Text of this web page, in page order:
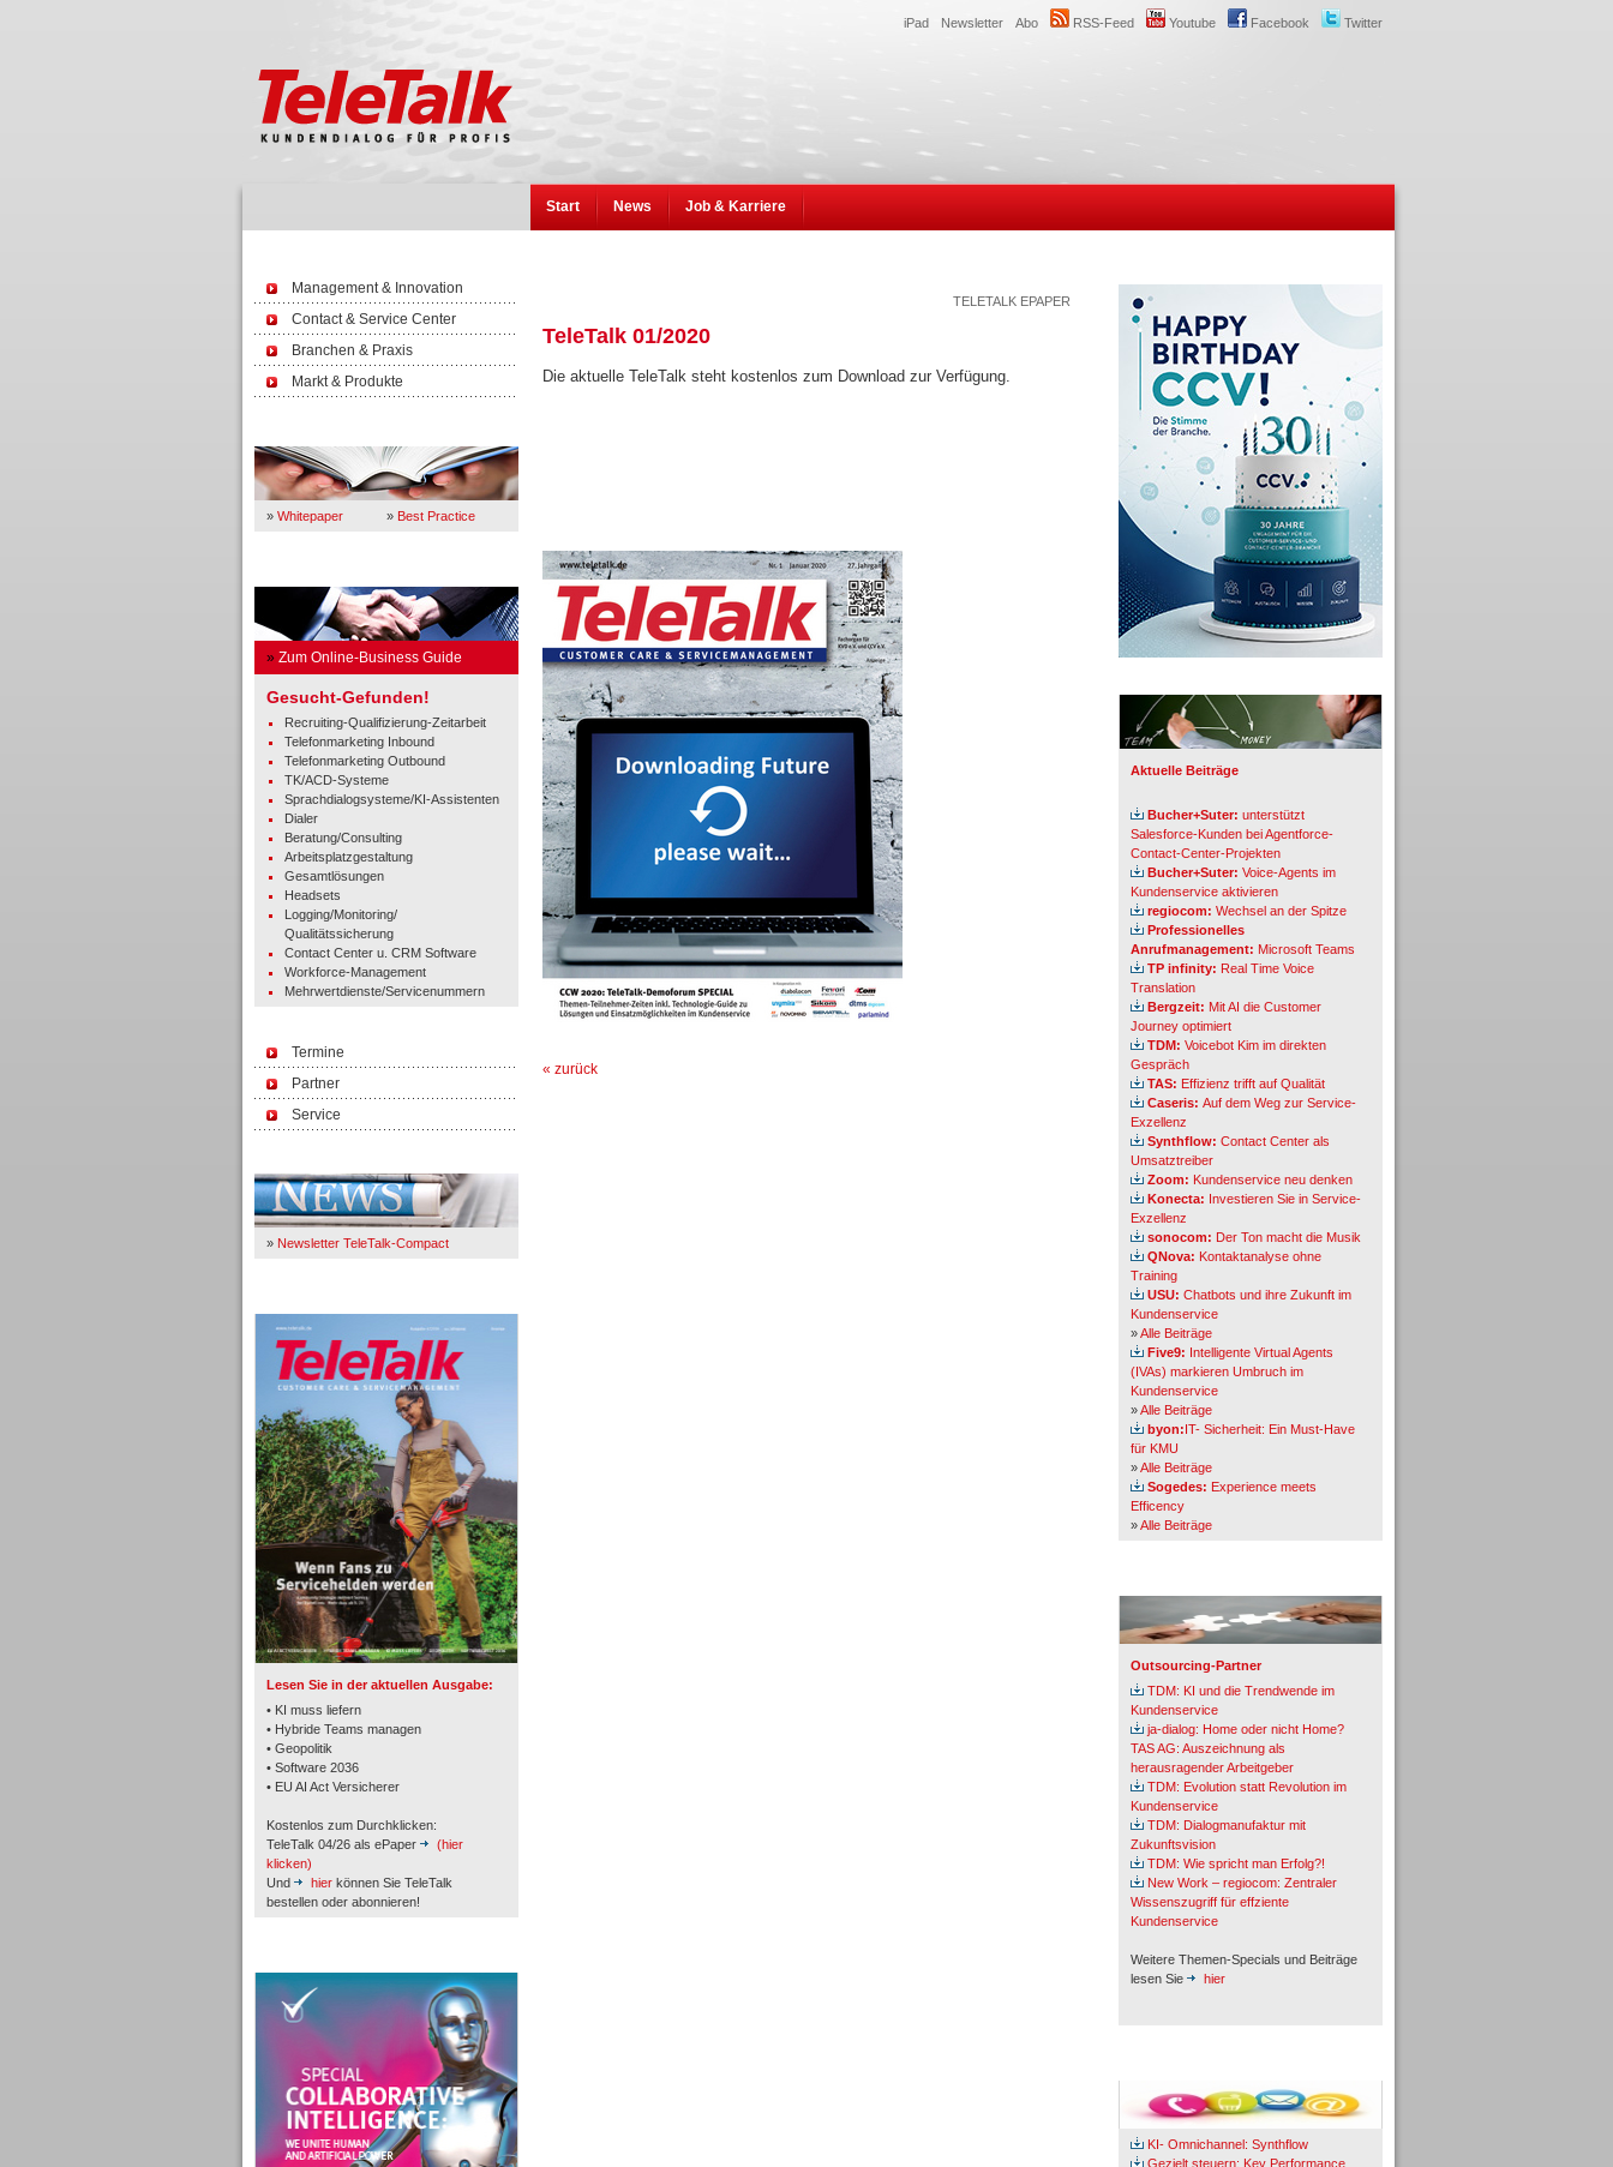
Twitter
Facebook
Youtube
RSS-Feed
Abo
Newsletter
iPad
Start News Job & Karriere
Management & Innovation
Contact & Service Center
Branchen & Praxis
Markt & Produkte
» Whitepaper » Best Practice
» Zum Online-Business Guide
Gesucht-Gefunden!
Recruiting-Qualifizierung-Zeitarbeit
Telefonmarketing Inbound
Telefonmarketing Outbound
TK/ACD-Systeme
Sprachdialogsysteme/KI-Assistenten
Dialer
Beratung/Consulting
Arbeitsplatzgestaltung
Gesamtlösungen
Headsets
Logging/Monitoring/
Qualitätssicherung
Contact Center u. CRM Software
Workforce-Management
Mehrwertdienste/Servicenummern
Termine
Partner
Service
» Newsletter TeleTalk-Compact
Lesen Sie in der aktuellen Ausgabe:
• KI muss liefern
• Hybride Teams managen
• Geopolitik
• Software 2036
• EU AI Act Versicherer
Kostenlos zum Durchklicken:
TeleTalk 04/26 als ePaper
(hier
klicken)
Und
hier können Sie TeleTalk
bestellen oder abonnieren!
TK- und ACD-Systeme
Workforce-Management
Personal
TELETALK EPAPER
TeleTalk 01/2020
Die aktuelle TeleTalk steht kostenlos zum Download zur Verfügung.
« zurück
Aktuelle Beiträge
Bucher+Suter: unterstützt
Salesforce-Kunden bei Agentforce-
Contact-Center-Projekten
Bucher+Suter: Voice-Agents im
Kundenservice aktivieren
regiocom: Wechsel an der Spitze
Professionelles
Anrufmanagement: Microsoft Teams
TP infinity: Real Time Voice
Translation
Bergzeit: Mit AI die Customer
Journey optimiert
TDM: Voicebot Kim im direkten
Gespräch
TAS: Effizienz trifft auf Qualität
Caseris: Auf dem Weg zur Service-
Exzellenz
Synthflow: Contact Center als
Umsatztreiber
Zoom: Kundenservice neu denken
Konecta: Investieren Sie in Service-
Exzellenz
sonocom: Der Ton macht die Musik
QNova: Kontaktanalyse ohne
Training
USU: Chatbots und ihre Zukunft im
Kundenservice
»Alle Beiträge
Five9: Intelligente Virtual Agents
(IVAs) markieren Umbruch im
Kundenservice
»Alle Beiträge
byon:IT- Sicherheit: Ein Must-Have
für KMU
»Alle Beiträge
Sogedes: Experience meets
Efficency
»Alle Beiträge
Outsourcing-Partner
TDM: KI und die Trendwende im
Kundenservice
ja-dialog: Home oder nicht Home?
TAS AG: Auszeichnung als
herausragender Arbeitgeber
TDM: Evolution statt Revolution im
Kundenservice
TDM: Dialogmanufaktur mit
Zukunftsvision
TDM: Wie spricht man Erfolg?!
New Work – regiocom: Zentraler
Wissenszugriff für effziente
Kundenservice
Weitere Themen-Specials und Beiträge
lesen Sie
hier
KI- Omnichannel: Synthflow
Gezielt steuern: Key Performance